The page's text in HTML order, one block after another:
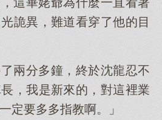
詭異，難道看穿了他的目
兩分多鐘，終於沈龍忍不
，我是新來的，對這裡業
定要多多指教啊。」